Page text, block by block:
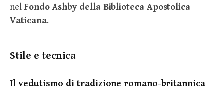
nelFondo Ashby della Biblioteca Apostolica
Vaticana.
Stile e tecnica
Il vedutismo di tradizione romano-britannica